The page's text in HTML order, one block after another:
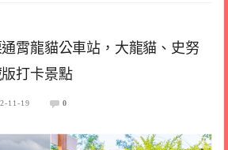
通霄龍貓公車站，大龍貓、史努
打卡景點
11-19 0